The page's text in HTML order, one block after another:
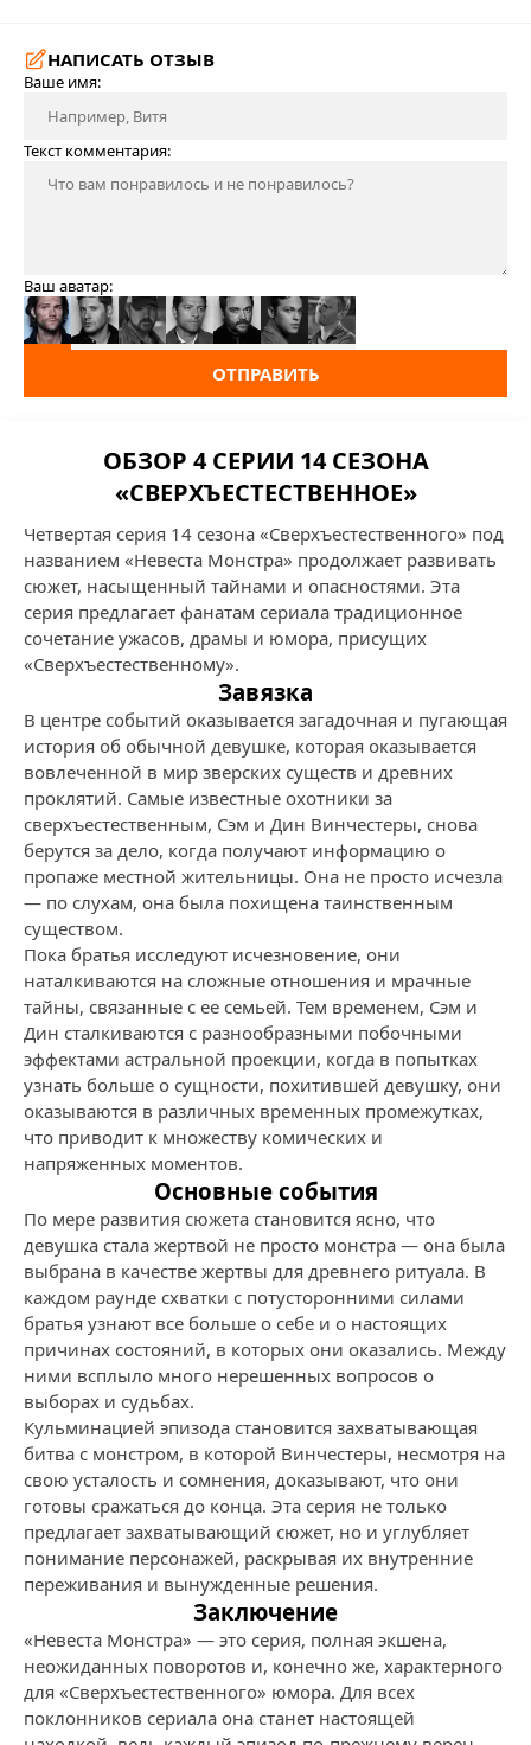
НАПИСАТЬ ОТЗЫВ
Ваше имя:
Текст комментария:
Ваш аватар:
ОТПРАВИТЬ
ОБЗОР 4 СЕРИИ 14 СЕЗОНА
«СВЕРХЪЕСТЕСТВЕННОЕ»
Четвертая серия 14 сезона «Сверхъестественного» под
названием «Невеста Монстра» продолжает развивать
сюжет, насыщенный тайнами и опасностями. Эта
серия предлагает фанатам сериала традиционное
сочетание ужасов, драмы и юмора, присущих
«Сверхъестественному».
Завязка
В центре событий оказывается загадочная и пугающая
история об обычной девушке, которая оказывается
вовлеченной в мир зверских существ и древних
проклятий. Самые известные охотники за
сверхъестественным, Сэм и Дин Винчестеры, снова
берутся за дело, когда получают информацию о
пропаже местной жительницы. Она не просто исчезла
— по слухам, она была похищена таинственным
существом.
Пока братья исследуют исчезновение, они
наталкиваются на сложные отношения и мрачные
тайны, связанные с ее семьей. Тем временем, Сэм и
Дин сталкиваются с разнообразными побочными
эффектами астральной проекции, когда в попытках
узнать больше о сущности, похитившей девушку, они
оказываются в различных временных промежутках,
что приводит к множеству комических и
напряженных моментов.
Основные события
По мере развития сюжета становится ясно, что
девушка стала жертвой не просто монстра — она была
выбрана в качестве жертвы для древнего ритуала. В
каждом раунде схватки с потусторонними силами
братья узнают все больше о себе и о настоящих
причинах состояний, в которых они оказались. Между
ними всплыло много нерешенных вопросов о
выборах и судьбах.
Кульминацией эпизода становится захватывающая
битва с монстром, в которой Винчестеры, несмотря на
свою усталость и сомнения, доказывают, что они
готовы сражаться до конца. Эта серия не только
предлагает захватывающий сюжет, но и углубляет
понимание персонажей, раскрывая их внутренние
переживания и вынужденные решения.
Заключение
«Невеста Монстра» — это серия, полная экшена,
неожиданных поворотов и, конечно же, характерного
для «Сверхъестественного» юмора. Для всех
поклонников сериала она станет настоящей